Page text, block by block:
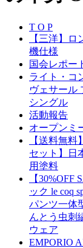
T O P
【三洋】
機仕様
国会レポー
ライト・コ
ヴェサール
シングル
活動報告
オープンミ
【送料無
セット】日
用塗料
【
ック le coq
パンツ一体
んとう虫刺
ウェア
EMPORIO